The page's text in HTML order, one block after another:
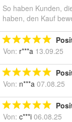
So haben Kunden,
haben, den Kauf
Von: r***a 13.09.25
Von: n***a 07.08.25
Von: c***i 06.08.25